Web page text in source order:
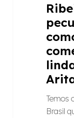
Temos
Brasil